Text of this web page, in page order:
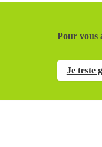
Pour vous
Je teste